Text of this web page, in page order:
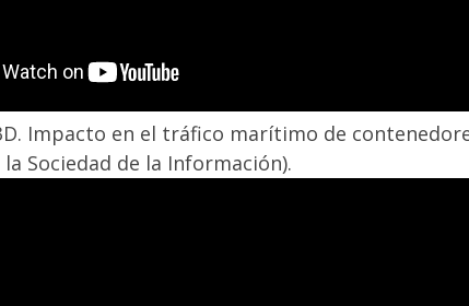
Impacto en el tráfico marítimo de
Sociedad de la Información).